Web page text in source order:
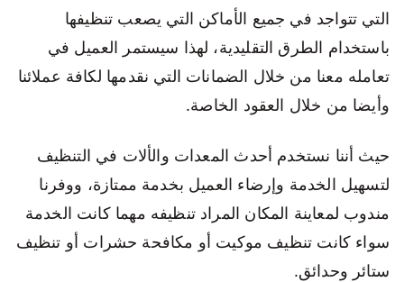
التي تتواجد في جميع الأماكن التي يصعب تنظيفها
باستخدام الطرق التقليدية، لهذا سيستمر العميل في
تعامله معنا من خلال الضمانات التي نقدمها لكافة عملائنا
وأيضا من خلال العقود الخاصة.
حيث أننا نستخدم أحدث المعدات والألات في التنظيف
لتسهيل الخدمة وإرضاء العميل بخدمة ممتازة، ووفرنا
مندوب لمعاينة المكان المراد تنظيفه مهما كانت الخدمة
سواء كانت تنظيف موكيت أو مكافحة حشرات أو تنظيف
ستائر وحدائق.